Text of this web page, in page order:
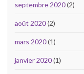
septembre 2020(2)
août 2020(2)
mars 2020(1)
janvier 2020(1)